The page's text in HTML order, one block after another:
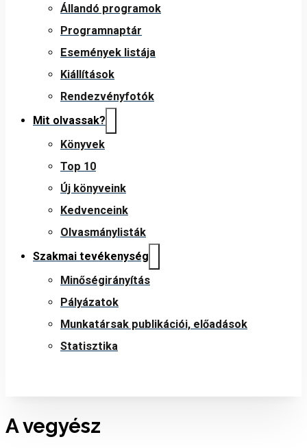
Állandó programok
Programnaptár
Események listája
Kiállítások
Rendezvényfotók
Mit olvassak?
Könyvek
Top 10
Új könyveink
Kedvenceink
Olvasmánylisták
Szakmai tevékenység
Minőségirányítás
Pályázatok
Munkatársak publikációi, előadások
Statisztika
A vegyész